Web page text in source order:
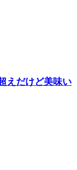
えだけど美味い